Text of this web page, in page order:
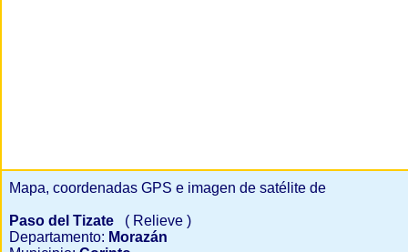
Mapa, coordenadas GPS e imagen de satélite de
Paso del Tizate
( Relieve )
Departamento: Morazán